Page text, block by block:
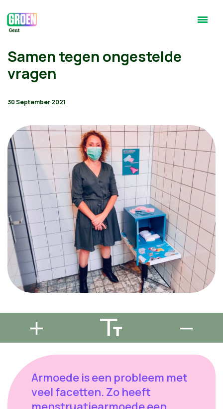
Samen tegen ongestelde
vragen
30 September 2021
Armoede is een probleem met
veel facetten. Zo heeft